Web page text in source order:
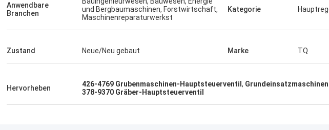
Anwendbare
Branchen
und Bergbaumaschinen, Forstwirtschaft,
Maschinenreparaturwerkst
Kategorie
Zustand Neue/Neu gebaut Marke TQ
Hervorheben 426-4769 Grubenmaschinen-Hauptsteuerventil ,
378-9370 Gräber-Hauptsteuerventil